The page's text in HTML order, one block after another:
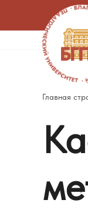
Главная